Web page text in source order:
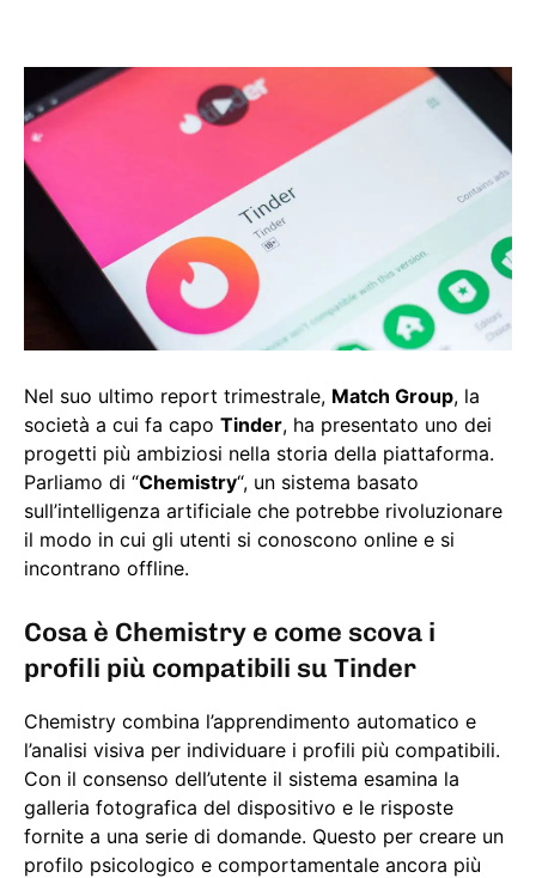
Nel suo ultimo report trimestrale, Match Group, la
società a cui fa capo Tinder, ha presentato uno dei
progetti più ambiziosi nella storia della piattaforma.
Parliamo di “Chemistry“, un sistema basato
sull’intelligenza artificiale che potrebbe rivoluzionare
il modo in cui gli utenti si conoscono online e si
incontrano offline.
Cosa è Chemistry e come scova i
profili più compatibili su Tinder
Chemistry combina l’apprendimento automatico e
l’analisi visiva per individuare i profili più compatibili.
Con il consenso dell’utente il sistema esamina la
galleria fotografica del dispositivo e le risposte
fornite a una serie di domande. Questo per creare un
profilo psicologico e comportamentale ancora più